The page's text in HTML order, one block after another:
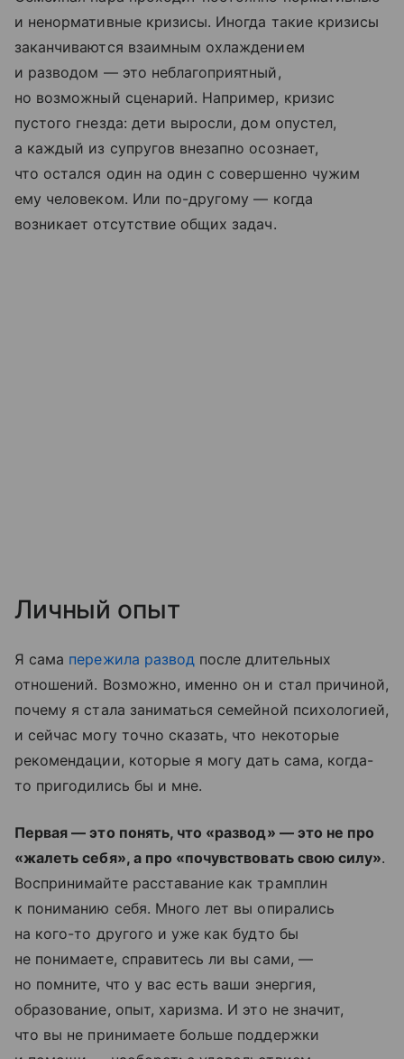
и ненормативные кризисы. Иногда такие кризисы
заканчиваются взаимным охлаждением
и разводом — это неблагоприятный,
но возможный сценарий. Например, кризис
пустого гнезда: дети выросли, дом опустел,
а каждый из супругов внезапно осознает,
что остался один на один с совершенно чужим
ему человеком. Или по-другому — когда
возникает отсутствие общих задач.
Личный опыт
Я сама пережила развод после длительных
отношений. Возможно, именно он и стал причиной,
почему я стала заниматься семейной психологией,
и сейчас могу точно сказать, что некоторые
рекомендации, которые я могу дать сама, когда-
то пригодились бы и мне.
Первая — это понять, что «развод» — это не про
«жалеть себя», а про «почувствовать свою силу».
Воспринимайте расставание как трамплин
к пониманию себя. Много лет вы опирались
на кого-то другого и уже как будто бы
не понимаете, справитесь ли вы сами, —
но помните, что у вас есть ваши энергия,
образование, опыт, харизма. И это не значит,
что вы не принимаете больше поддержки